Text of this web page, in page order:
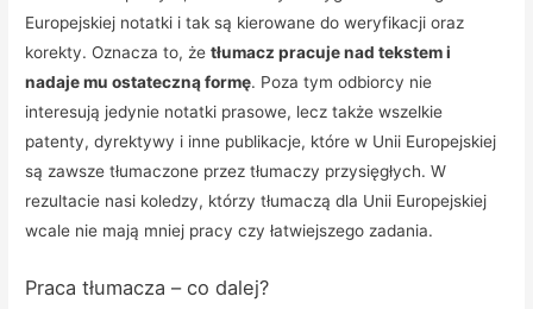
Europejskiej notatki i tak są kierowane do weryfikacji oraz
korekty. Oznacza to, żetłumacz pracuje nad tekstem i
nadaje mu ostateczną formę. Poza tym odbiorcy nie
interesują jedynie notatki prasowe, lecz także wszelkie
patenty, dyrektywy i inne publikacje, które w Unii Europejskiej
są zawsze tłumaczone przez tłumaczy przysięgłych. W
rezultacie nasi koledzy, którzy tłumaczą dla Unii Europejskiej
wcale nie mają mniej pracy czy łatwiejszego zadania.
Praca tłumacza – co dalej?